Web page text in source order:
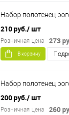
Набор полотенец
210 руб./ шт
273
Розничная цена
В корзину
Набор полотенец
200 руб./ шт
260
Розничная цена